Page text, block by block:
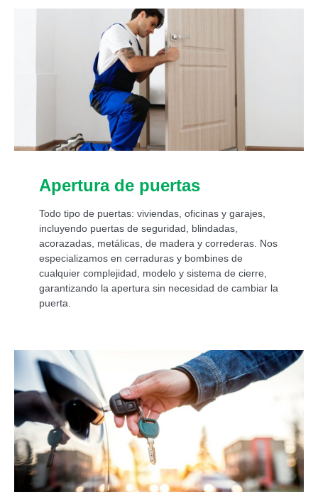
Apertura de puertas
Todo tipo de puertas: viviendas, oficinas y garajes,
incluyendo puertas de seguridad, blindadas,
acorazadas, metálicas, de madera y correderas. Nos
especializamos en cerraduras y bombines de
cualquier complejidad, modelo y sistema de cierre,
garantizando la apertura sin necesidad de cambiar la
puerta.